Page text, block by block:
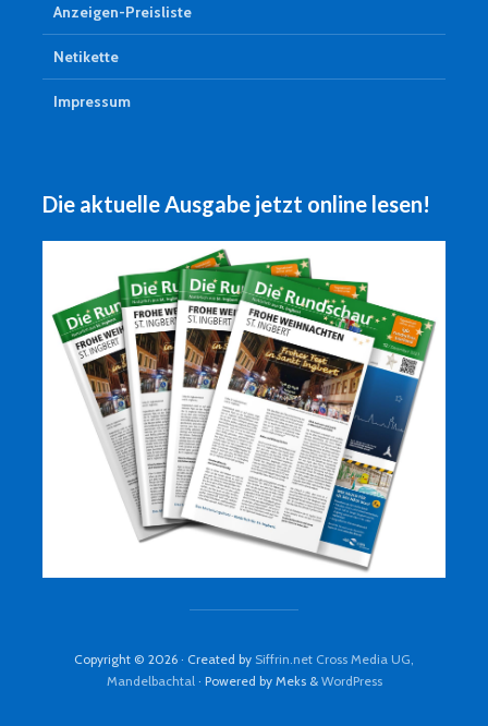
Anzeigen-Preisliste
Netikette
Impressum
Die aktuelle Ausgabe jetzt online lesen!
Copyright © 2026 · Created by Siffrin.net Cross Media UG,
Mandelbachtal· Powered by Meks & WordPress